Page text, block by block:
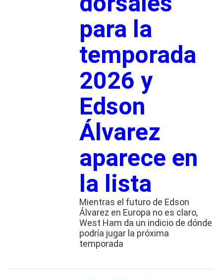
para la
temporada
2026 y
Edson
Álvarez
aparece en
la lista
Mientras el futuro de Edson
Álvarez en Europa no es claro,
West Ham da un indicio de dónde
podría jugar la próxima
temporada